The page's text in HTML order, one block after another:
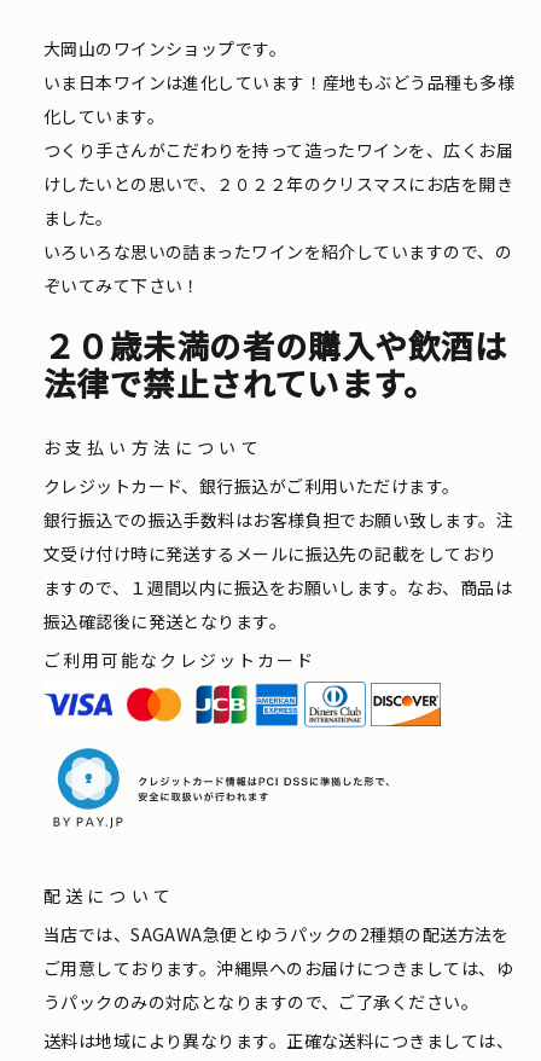
大岡山のワインショップです。
いま日本ワインは進化しています！産地もぶどう品種も多様
化しています。
つくり手さんがこだわりを持って造ったワインを、広くお届
けしたいとの思いで、２０２２年のクリスマスにお店を開き
ました。
いろいろな思いの詰まったワインを紹介していますので、の
ぞいてみて下さい！
２０歳未満の者の購入や飲酒は
法律で禁止されています。
お支払い方法について
クレジットカード、銀行振込がご利用いただけます。
銀行振込での振込手数料はお客様負担でお願い致します。注
文受け付け時に発送するメールに振込先の記載をしており
ますので、１週間以内に振込をお願いします。なお、商品は
振込確認後に発送となります。
ご利用可能なクレジットカード
配送について
当店では、SAGAWA急便とゆうパックの2種類の配送方法を
ご用意しております。沖縄県へのお届けにつきましては、ゆ
うパックのみの対応となりますので、ご了承ください。
送料は地域により異なります。正確な送料につきましては、